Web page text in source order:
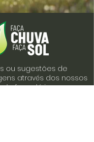
ou sugestões de
através dos nossos
formulário.